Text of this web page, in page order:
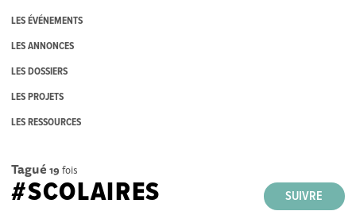
LES ÉVÉNEMENTS
LES ANNONCES
LES DOSSIERS
LES PROJETS
LES RESSOURCES
Tagué 19 fois
SUIVRE
#SCOLAIRES